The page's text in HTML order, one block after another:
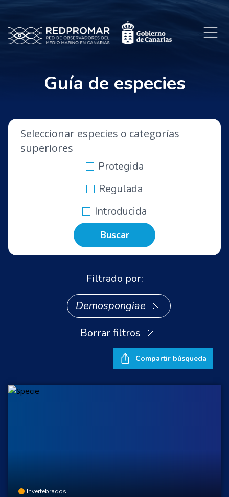
Guía de especies
Seleccionar especies o categorías
superiores
Protegida
Regulada
Introducida
Buscar
Filtrado por:
Demospongiae
Borrar filtros
Compartir búsqueda
Invertebrados